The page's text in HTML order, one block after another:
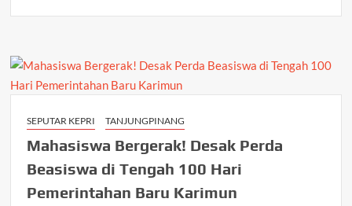
Tembus
Modern,
di
Sentra
IKM
Mandak
SEPUTAR KEPRI TANJUNGPINANG
Mahasiswa Bergerak! Desak Perda
Beasiswa di Tengah 100 Hari
Pemerintahan Baru Karimun